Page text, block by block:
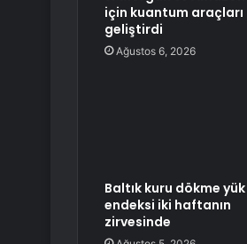
için kuantum araçları
geliştirdi
Ağustos 6, 2026
Baltık kuru dökme
endeksi iki haftanın
zirvesinde